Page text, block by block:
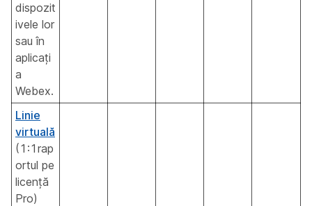
dispozit
ivele lor
sau în
aplicați
a
Webex.
Linie
virtuală
(1:1rap
ortul pe
licență
Pro)